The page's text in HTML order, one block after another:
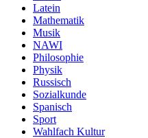
Latein
Mathematik
Musik
NAWI
Philosophie
Physik
Russisch
Sozialkunde
Spanisch
Sport
Wahlfach Kultur